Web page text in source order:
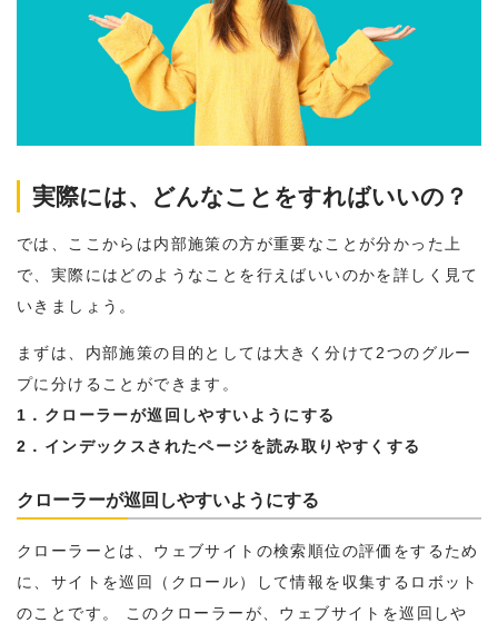
実際には、どんなことをすればいいの？
では、ここからは内部施策の方が重要なことが分かった上
で、実際にはどのようなことを行えばいいのかを詳しく見て
いきましょう。
まずは、内部施策の目的としては大きく分けて2つのグルー
プに分けることができます。
1．クローラーが巡回しやすいようにする
2．インデックスされたページを読み取りやすくする
クローラーが巡回しやすいようにする
クローラーとは、ウェブサイトの検索順位の評価をするため
に、サイトを巡回（クロール）して情報を収集するロボット
のことです。 このクローラーが、ウェブサイトを巡回しや